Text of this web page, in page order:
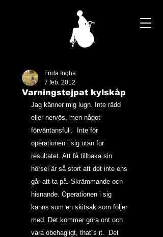
Varningstejpat kylskåp
Frida Ingha
7 feb. 2012
Jag känner mig lugn. Inte rädd
eller nervös, men något
förväntansfull.  Inte för
operationen i sig utan för
resultatet. Att få tillbaka sin
hörsel är så stort att det inte ens
går att ta på. Skrämmande och
hisnande. Operationen i sig
känns som en skitsak som följer
med. Det kommer göra ont och
vara obehagligt, that´s it.  Det